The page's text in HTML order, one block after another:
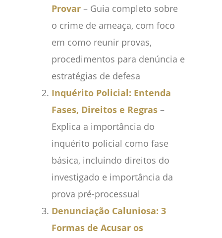
Provar – Guia completo sobre
o crime de ameaça, com foco
em como reunir provas,
procedimentos para denúncia e
estratégias de defesa
Inquérito Policial: Entenda
Fases, Direitos e Regras –
Explica a importância do
inquérito policial como fase
básica, incluindo direitos do
investigado e importância da
prova pré-processual
Denunciação Caluniosa: 3
Formas de Acusar os